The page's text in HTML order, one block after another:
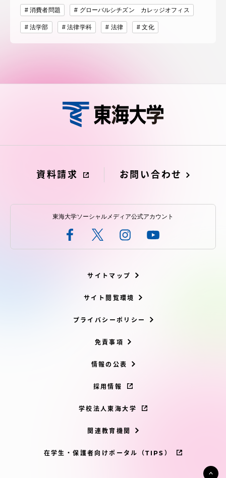
消費者問題 グローバルシチズン カレッジオフィス
法学部 法律学科 法律 文化
資料請求 お問い合わせ
東海大学ソーシャルメディア公式アカウント
サイトマップ
サイト閲覧環境
プライバシーポリシー
免責事項
情報の公表
採用情報
学校法人東海大学
関連教育機関
在学生・保護者向けポータル（TIPS）